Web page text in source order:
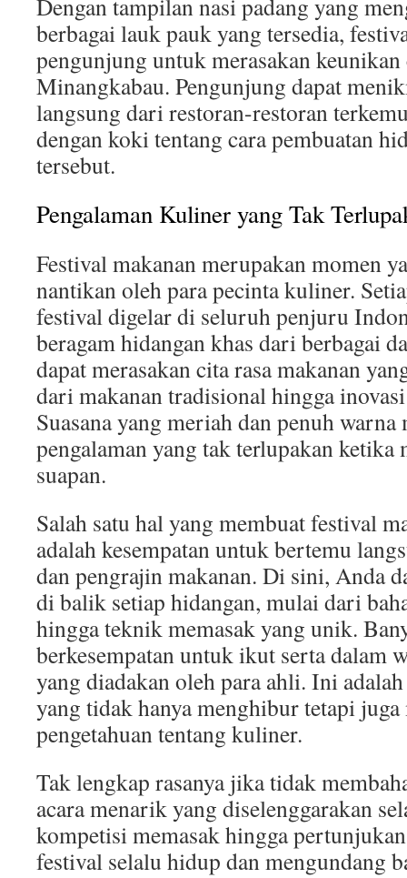
Dengan tampilan nasi padang yang
berbagai lauk pauk yang tersedia,
pengunjung untuk merasakan keunikan
Minangkabau. Pengunjung dapat
langsung dari restoran-restoran
dengan koki tentang cara pembuatan
tersebut.
Pengalaman Kuliner yang Tak
Festival makanan merupakan momen
nantikan oleh para pecinta kuliner.
festival digelar di seluruh penjuru
beragam hidangan khas dari berbagai
dapat merasakan cita rasa makanan
dari makanan tradisional hingga
Suasana yang meriah dan penuh warna
pengalaman yang tak terlupakan ketika
suapan.
Salah satu hal yang membuat festival
adalah kesempatan untuk bertemu
dan pengrajin makanan. Di sini, Anda
di balik setiap hidangan, mulai dari
hingga teknik memasak yang unik.
berkesempatan untuk ikut serta dalam
yang diadakan oleh para ahli. Ini
yang tidak hanya menghibur tetapi juga
pengetahuan tentang kuliner.
Tak lengkap rasanya jika tidak
acara menarik yang diselenggarakan
kompetisi memasak hingga
festival selalu hidup dan mengundang